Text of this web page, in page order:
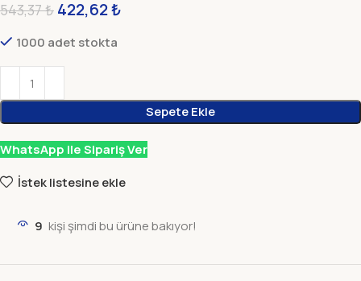
543,37₺ 422,62₺
1000 adet stokta
Sepete Ekle
WhatsApp ile Sipariş Ver
İstek listesine ekle
9 kişi şimdi bu ürüne bakıyor!